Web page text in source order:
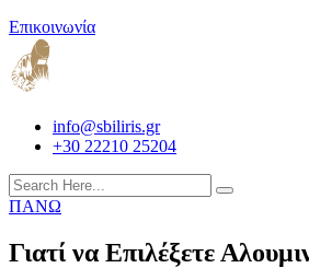
Επικοινωνία
info@sbiliris.gr
+30 22210 25204
ΠΑΝΩ
Γιατί να Επιλέξετε